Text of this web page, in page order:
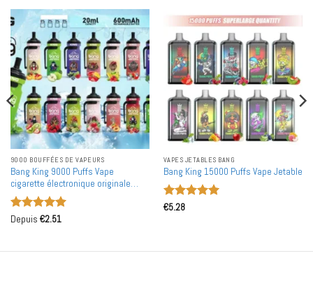
9000 BOUFFÉES DE VAPEURS
Bang King 9000 Puffs Vape
cigarette électronique originale
achat en vrac
Note 5sur
Depuis €2.51
VAPES JETABLES BANG
Bang King 15000 Puffs Vape Jetable
Note
€5.28